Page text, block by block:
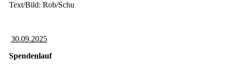
Text/Bild: Rob/Schu
30.09.2025
Spendenlauf